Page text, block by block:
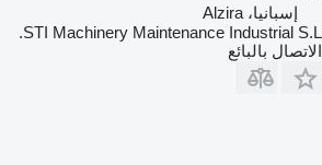
إسبانيا، Alzira
STI Machinery Maintenance Industrial S.L.
الاتصال بالبائع